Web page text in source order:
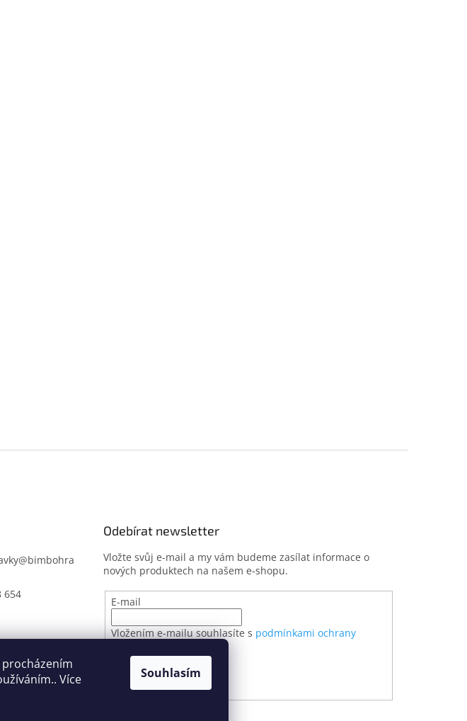
Více
Souhlasím
@bimbohra
654
Odebírat newsletter
Vložte svůj e-mail a my vám budeme zasílat informace o
nových produktech na našem e-shopu.
E-mail
Vložením e-mailu souhlasíte s podmínkami ochrany
PŘIHLÁSIT SE